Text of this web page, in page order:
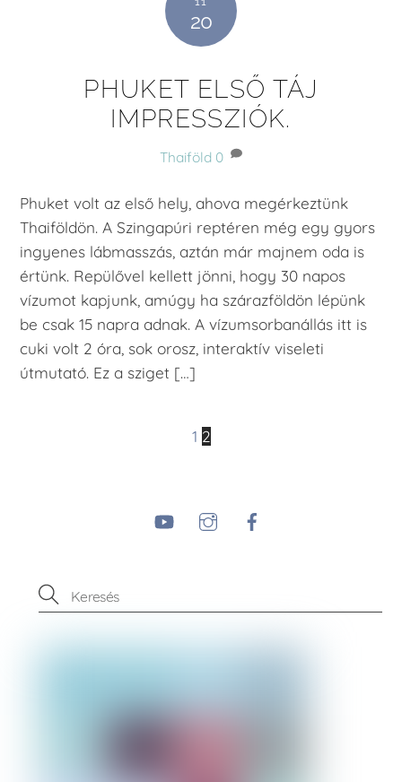
20
PHUKET ELSŐ TÁJ
IMPRESSZIÓK.
Thaiföld 0
Phuket volt az első hely, ahova megérkeztünk
Thaiföldön. A Szingapúri reptéren még egy gyors
ingyenes lábmasszás, aztán már majnem oda is
értünk. Repülővel kellett jönni, hogy 30 napos
vízumot kapjunk, amúgy ha szárazföldön lépünk
be csak 15 napra adnak. A vízumsorbanállás itt is
cuki volt 2 óra, sok orosz, interaktív viseleti
útmutató. Ez a sziget […]
1 2
YouTube Instagram